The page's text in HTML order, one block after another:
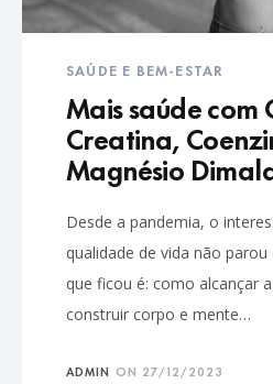
SAÚDE E BEM-ESTAR
Mais saúde com
Creatina,
Magnésio
Desde a pandemia, o
qualidade de vida não parou
que ficou é: como alcançar
construir corpo e mente…
ADMIN ON 27/12/2023